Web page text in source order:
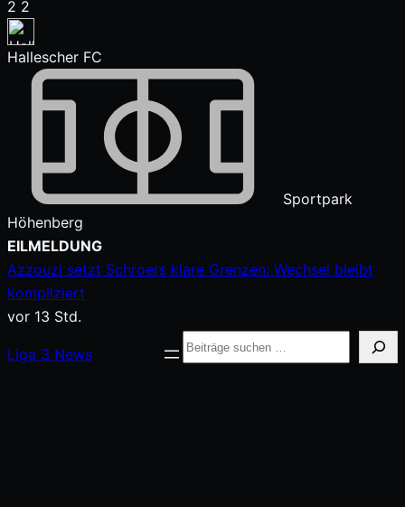
2 2
Hallescher FC
Sportpark
Höhenberg
Zum
Inhalt
springen
EILMELDUNG
Azzouzi setzt Schroers klare Grenzen: Wechsel bleibt
kompliziert
vor 13 Std.
Liga 3 News
Suche